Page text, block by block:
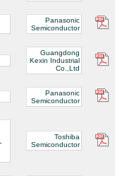
Panasonic
Semiconductor
Guangdong
Kexin Industrial
Co.,Ltd
Panasonic
Semiconductor
Toshiba
Semiconductor